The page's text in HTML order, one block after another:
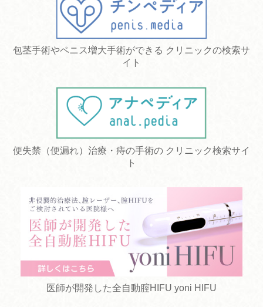
包茎手術やペニス増大手術ができる クリニックの検索サ
イト
便失禁（便漏れ）治療・痔の手術の クリニック検索サイ
ト
医師が開発した全自動腟HIFU yoni HIFU